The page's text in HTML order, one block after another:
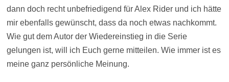
dann doch recht unbefriedigend für Alex Rider und ich hätte
mir ebenfalls gewünscht, dass da noch etwas nachkommt.
Wie gut dem Autor der Wiedereinstieg in die Serie
gelungen ist, will ich Euch gerne mitteilen. Wie immer ist es
meine ganz persönliche Meinung.